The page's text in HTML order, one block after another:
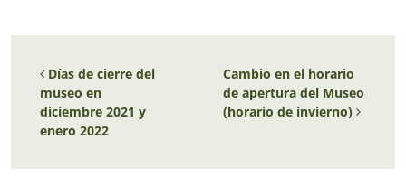
Navegación de entradas
Días de cierre del
museo en
diciembre 2021 y
enero 2022
Cambio en el horario
de apertura del Museo
(horario de invierno)